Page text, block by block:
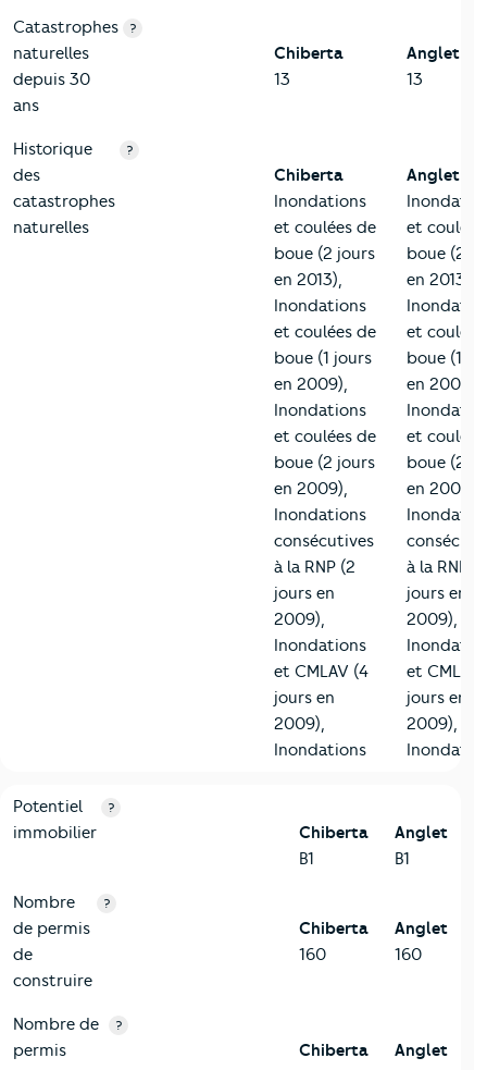
Catastrophes
naturelles
depuis 30
ans
?
Chiberta
13
Anglet
13
Historique
des
catastrophes
naturelles
?
Chiberta
Inondations
et coulées de
boue (2 jours
en 2013),
Inondations
et coulées de
boue (1 jours
en 2009),
Inondations
et coulées de
boue (2 jours
en 2009),
Inondations
consécutives
à la RNP (2
jours en
2009),
Inondations
et CMLAV (4
jours en
2009),
Inondations
Anglet
et
boue (2
en 2013),
et
boue (1
en 2009),
et
boue (2
en 2009),
à la RNP (2
jours en
2009),
et CMLAV
jours en
2009),
10-Logement
Critères Chiberta
Potentiel
immobilier
?
Chiberta
B1
Anglet
B1
Nombre
de permis
de
construire
?
Chiberta
160
Anglet
160
Nombre de
permis
?
Chiberta
Anglet